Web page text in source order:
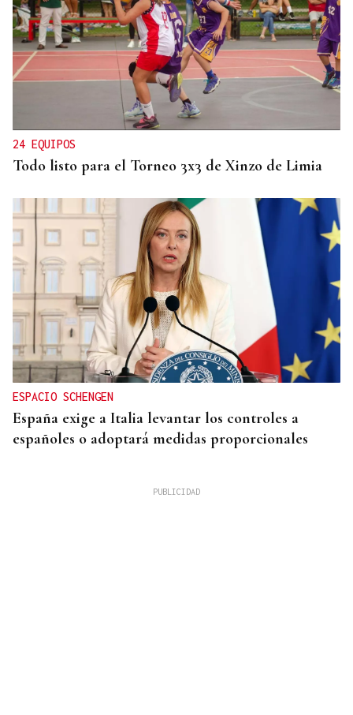
24 EQUIPOS
Todo listo para el Torneo 3x3 de Xinzo de Limia
ESPACIO SCHENGEN
España exige a Italia levantar los controles a
españoles o adoptará medidas proporcionales